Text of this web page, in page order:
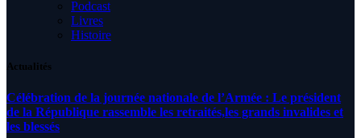
Podcast
Livres
Histoire
Actualités
Célébration de la journée nationale de l’Armée : Le président
de la République rassemble les retraités,les grands invalides et
les blessés